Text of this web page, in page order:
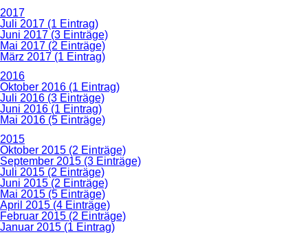
2017
Juli 2017 (1 Eintrag)
Juni 2017 (3 Einträge)
Mai 2017 (2 Einträge)
März 2017 (1 Eintrag)
2016
Oktober 2016 (1 Eintrag)
Juli 2016 (3 Einträge)
Juni 2016 (1 Eintrag)
Mai 2016 (5 Einträge)
2015
Oktober 2015 (2 Einträge)
September 2015 (3 Einträge)
Juli 2015 (2 Einträge)
Juni 2015 (2 Einträge)
Mai 2015 (5 Einträge)
April 2015 (4 Einträge)
Februar 2015 (2 Einträge)
Januar 2015 (1 Eintrag)